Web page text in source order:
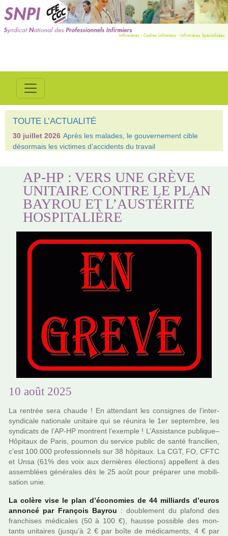
TOUTE L’ACTUALITÉ
30 juillet 2026 Après les malades, le gouvernement cible
désormais les victimes d’accidents du travail
AP-HP : VERS UNE GRÈVE
UNITAIRE CONTRE LE PLAN
BAYROU ET L’AUSTÉRITÉ
HOSPITALIÈRE
10 août 2025
La ren­trée sera chaude ! En atten­dant les consi­gnes de l’inter­
syn­di­cale natio­nale uni­taire qui se réu­nira le 1er sep­tem­bre, les
syn­di­cats de l’AP-HP mon­trent l’exem­ple ! L’Assistance publi­que–
Hôpitaux de Paris, poumon du ser­vice public de santé fran­ci­lien,
c’est 100.000 pro­fes­sion­nels sur 38 hôpi­taux. La CGT, FO, CFTC
et Unsa (61% des voix aux der­niè­res élections) appel­lent à des
assem­blées géné­ra­les dès le 25 août pour pré­pa­rer une mobi­li­
sa­tion unie.
La colère vise le plan d’économies de 44 mil­liards d’euros
annoncé par François Bayrou : dou­ble­ment du pla­fond des
fran­chi­ses médi­ca­les (50 à 100 €), hausse pos­si­ble des mon­
tants uni­tai­res (jusqu’à 2 € par boîte de médi­ca­ments, 4 € par